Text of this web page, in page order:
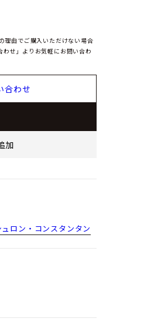
理由でご購入いただけない場合
せ」よりお気軽にお問い合わ
合わせ
加
ロン・コンスタンタン